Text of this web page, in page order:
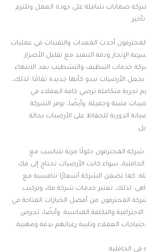
ضمانات شاملة على جودة العمل وتلتزم
أحدث المعدات والتقنيات في عمليات
الإنجاز ودقة التنفيذ مع تقليل الأضرار
خدمات التنظيف والتشطيب بعد الانتهاء
الأرضيات تبدو كأنها جديدة تمامًا. لذلك،
تجربة متكاملة ترضي كافة العملاء في
متينة وجميلة. وأيضًا، توفر الشركة
الدورية للحفاظ على الأرضيات بحالة
شركة المحترفون حلولًا مرنة تتناسب مع
سواء كانت الأرضيات تحتاج إلى فك
كما تضمن الشركة أسعارًا تنافسية مع
لذلك، تعتبر خدمات شركة فك وتركيب
المحترفون من أفضل الخيارات المتاحة في
والتكلفة المناسبة. وأيضًا، تحرص
العملاء وتلبية رغباتهم بدقة ومهنية.
الجافلية